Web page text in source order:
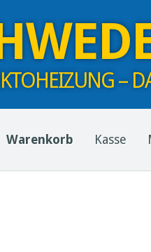
–
Warenkorb Kasse